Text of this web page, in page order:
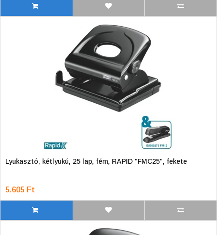
Lyukasztó, kétlyukú, 25 lap, fém, RAPID "FMC25", fekete
5.605 Ft